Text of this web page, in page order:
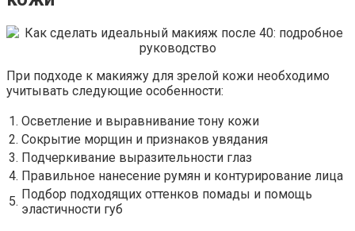
При подходе к макияжу для зрелой кожи необходимо
учитывать следующие особенности:
1. Осветление и выравнивание тону кожи
2. Сокрытие морщин и признаков увядания
3. Подчеркивание выразительности глаз
4. Правильное нанесение румян и контурирование лица
5. Подбор подходящих оттенков помады и помощь
эластичности губ